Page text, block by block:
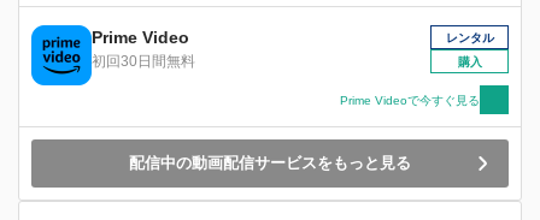
成孝は、恋人浜路の行方を尋ねる旅の途上、義の
玉を持つ犬川荘助と知り合う。だが、貪欲な伯父
や悪代官の奸計に落ち、妖刀・村雨丸の祟りな
ど、数々の危機に見舞われる。そして運命のいた
ずらか、足利家に仕えて信の玉を持つ犬塚現八
と、素性を知らぬまま一騎討ちに挑む信乃だっ
家の八犬士は何処に…？（Ｃ）東映
Prime Video
初回30日間無料
レンタル
購入
Prime Videoで今すぐ見る
配信中の動画配信サービスをもっと見る